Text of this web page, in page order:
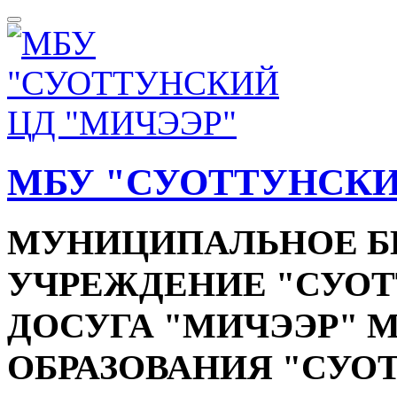
МБУ
МУНИЦИПАЛЬНОЕ
УЧРЕЖДЕНИЕ
ДОСУГА "МИЧЭЭР"
ОБРАЗОВАНИЯ